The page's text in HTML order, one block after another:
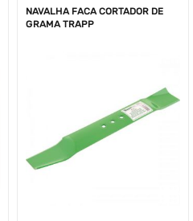
NAVALHA FACA CORTADOR DE
GRAMA TRAPP